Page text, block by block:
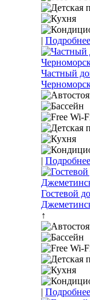
|
Частный
|
Гостевой
↑
|